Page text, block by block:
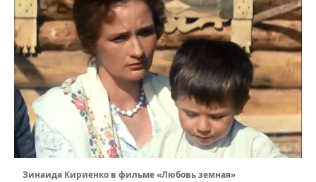
Зинаида Кириенко в фильме «Любовь земная»